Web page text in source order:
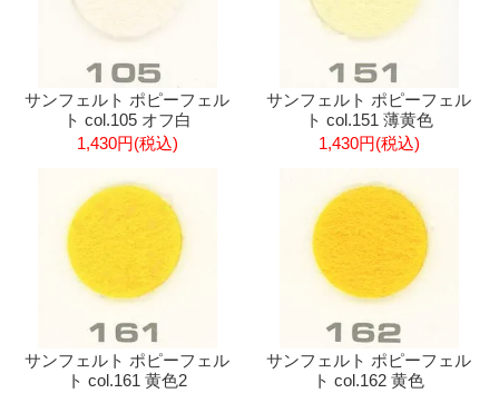
サンフェルト ポピーフェル
ト col.105 オフ白
1,430円(税込)
サンフェルト ポピーフェル
ト col.151 薄黄色
1,430円(税込)
サンフェルト ポピーフェル
ト col.161 黄色2
サンフェルト ポピーフェル
ト col.162 黄色